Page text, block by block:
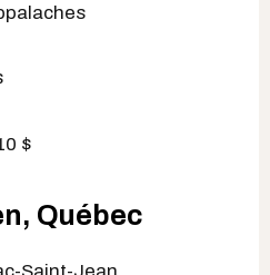
$
Québec
Saint-Jean